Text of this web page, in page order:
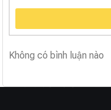
Không có bình luận nào